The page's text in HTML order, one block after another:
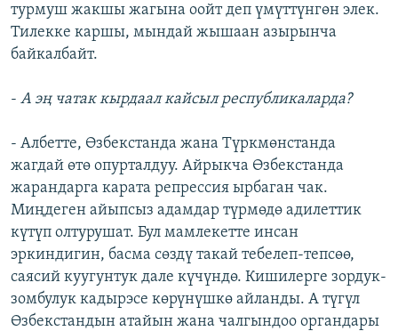
турмуш жакшы жагына оойт деп үмүттүнгөн элек.
Тилекке каршы, мындай жышаан азырынча
байкалбайт.
- А эң чатак кырдаал кайсыл республикаларда?
- Албетте, Өзбекстанда жана Түркмөнстанда
жагдай өтө опурталдуу. Айрыкча Өзбекстанда
жарандарга карата репрессия ырбаган чак.
Миңдеген айыпсыз адамдар түрмөдө адилеттик
күтүп олтурушат. Бул мамлекетте инсан
эркиндигин, басма сөздү такай тебелеп-тепсөө,
саясий куугунтук дале күчүндө. Кишилерге зордук-
зомбулук кадырэсе көрүнүшкө айланды. А түгүл
Өзбекстандын атайын жана чалгындоо органдары